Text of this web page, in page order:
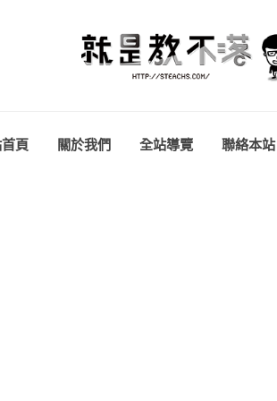
頁 關於我們 全站導覽 聯絡本站